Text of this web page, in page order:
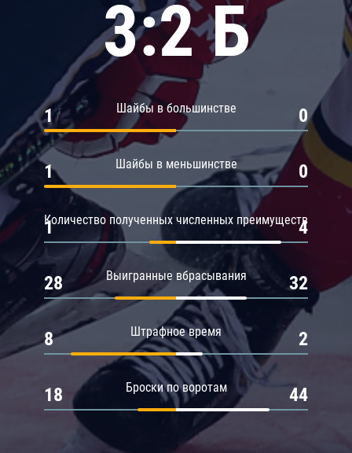
3:2 Б
Шайбы в большинстве
1 0
Шайбы в меньшинстве
1 0
Количество полученных численных преимуществ
1 4
Выигранные вбрасывания
28 32
Штрафное время
8 2
Броски по воротам
18 44